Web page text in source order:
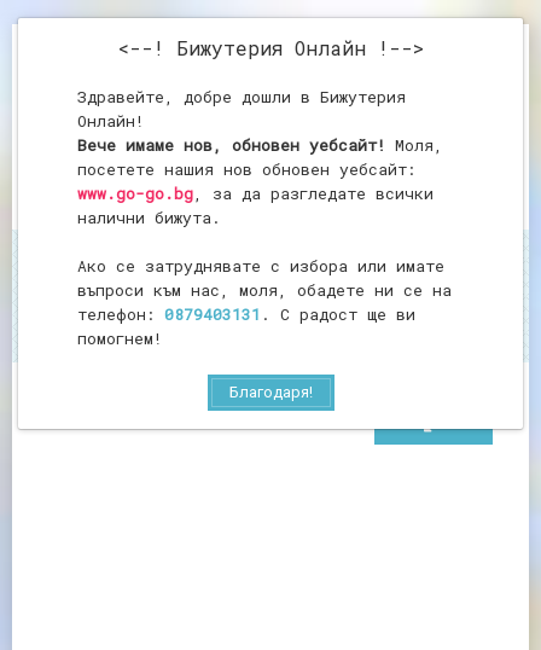
<--! Бижутерия Онлайн !-->
Здравейте, добре дошли в Бижутерия
Онлайн!
Вече имаме нов, обновен уебсайт! Моля,
посетете нашия нов обновен уебсайт:
www.go-go.bg, за да разгледате всички
налични бижута.
Ако се затруднявате с избора или имате
въпроси към нас, моля, обадете ни се на
телефон: 0879403131 . С радост ще ви
помогнем!
Благодаря!
Начало Гердан от авантюрин
Гердан от авантюрин